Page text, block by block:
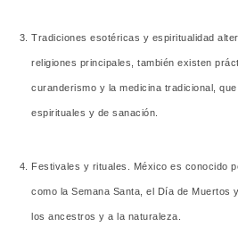
Tradiciones esotéricas y espiritualidad
religiones principales, también existen
curanderismo y la medicina tradicional,
espirituales y de sanación.
Festivales y rituales. México es conocido
como la Semana Santa, el Día de Muertos
los ancestros y a la naturaleza.